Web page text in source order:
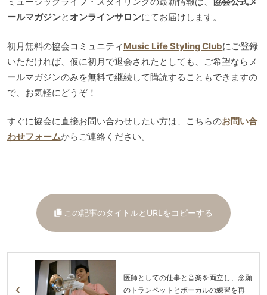
ールマガジンと オンラインサロンにてお届けします。
初月無料の協会コミュニティ Music Life Styling Clubにご登録
いただければ、仮に初月で退会されたとしても、ご希望ならメ
ールマガジンのみを無料で継続して購読することもできますの
で、お気軽にどうぞ！
すぐに協会に直接お問い合わせしたい方は、こちらのお問い合
わせフォームからご連絡ください。
この記事のタイトルとURLをコピーする
医師としての仕事と音楽を両立し、念願
のトランペットとボーカルの練習を再